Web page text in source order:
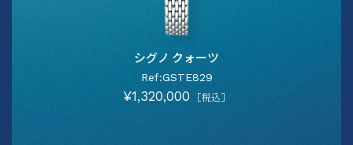
シグノ クォーツ
Ref:GSTE829
¥1,320,000 ［税込］